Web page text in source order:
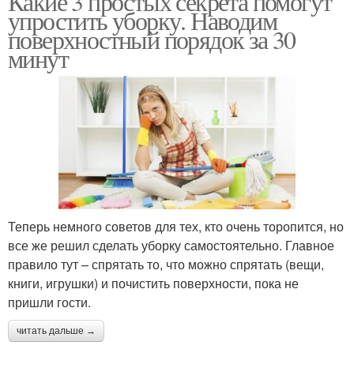
упростить уборку. Наводим
поверхностный порядок за 30
минут
Теперь немного советов для тех, кто очень торопится, но
все же решил сделать уборку самостоятельно. Главное
правило тут – спрятать то, что можно спрятать (вещи,
книги, игрушки) и почистить поверхности, пока не
пришли гости.
читать дальше →